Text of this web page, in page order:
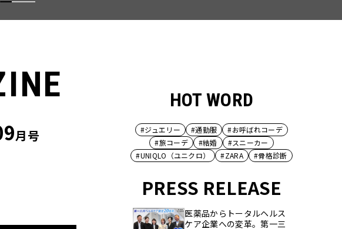
月号
HOT WORD
#ジュエリー #通勤服
#お呼ばれコーデ
#旅コーデ
#結婚
#スニーカー
#UNIQLO（ユニクロ）
#ZARA #骨格診断
PRESS RELEASE
医薬品からトータルヘルス
ケア企業への変革。第一三